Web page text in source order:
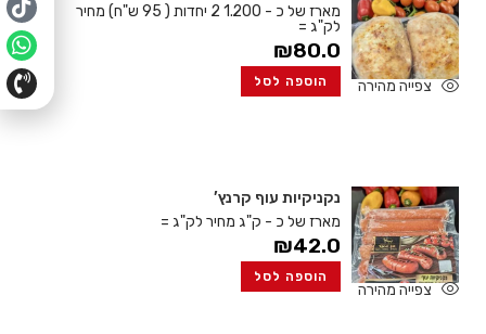
צפייה מהירה
מארז של כ - 1.200 2 יחדות ( 95 ש"ח)
מחיר
לק"ג =
₪80.0
הוספה לסל
צפייה מהירה
נקניקיות עוף קרנץ’
מארז של כ - ק"ג מחיר לק"ג =
₪42.0
הוספה לסל